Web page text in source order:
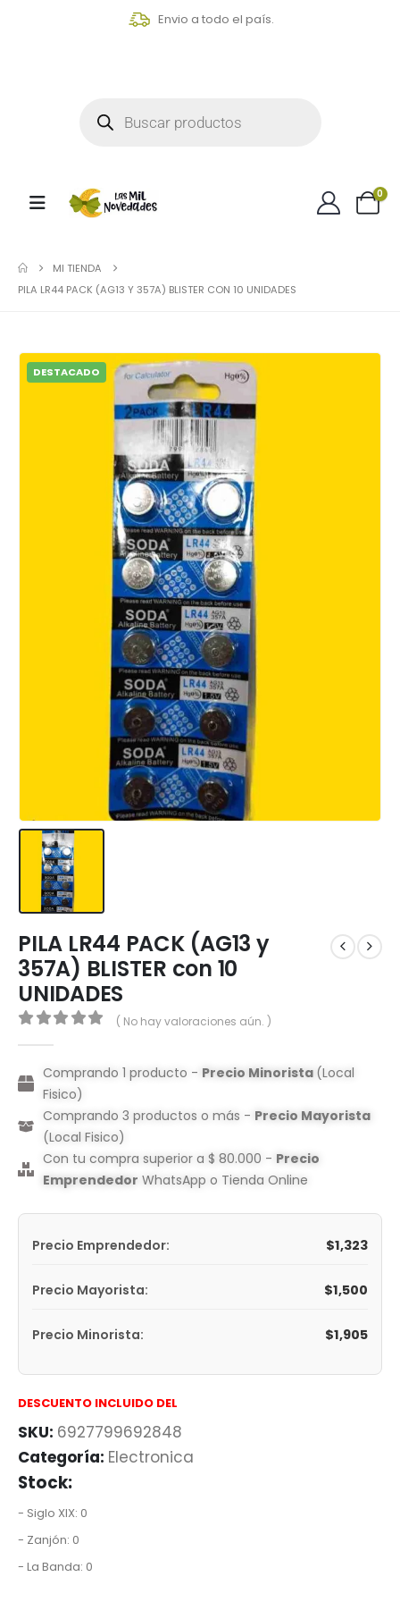
Envio a todo el país.
0
MI TIENDA
PILA LR44 PACK (AG13 Y 357A) BLISTER CON 10 UNIDADES
DESTACADO
PILA LR44 PACK (AG13 y
357A) BLISTER con 10
UNIDADES
( No hay valoraciones aún. )
Comprando 1 producto - Precio Minorista (Local
Fisico)
Comprando 3 productos o más - Precio Mayorista
(Local Fisico)
Con tu compra superior a $ 80.000 - Precio
Emprendedor WhatsApp o Tienda Online
Precio Emprendedor: $1,323
Precio Mayorista: $1,500
Precio Minorista: $1,905
DESCUENTO INCLUIDO DEL
SKU: 6927799692848
Categoría: Electronica
Stock:
- Siglo XIX: 0
- Zanjón: 0
- La Banda: 0